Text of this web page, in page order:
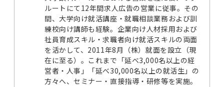
ルートにて12年間求人広告の営業に従事。その
間、大学向け就活講座・就職相談業務および訓
練校向け講師も経験。企業向け人材採用および
社員育成スキル・求職者向け就活スキルの両面
を活かして、2011年8月（株）就面を設立（現
在に至る）。これまで「延べ3,000名以上の経
営者・人事」「延べ30,000名以上の就活生」の
方々へ、セミナー・直接指導・研修等を実施。